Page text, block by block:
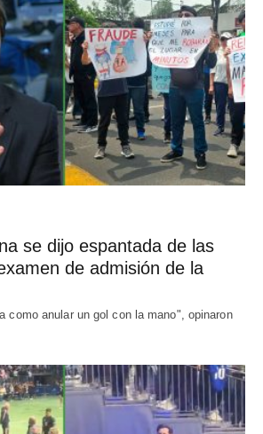
se dijo espantada de las
de admisión de la
como anular un gol con la mano", opinaron